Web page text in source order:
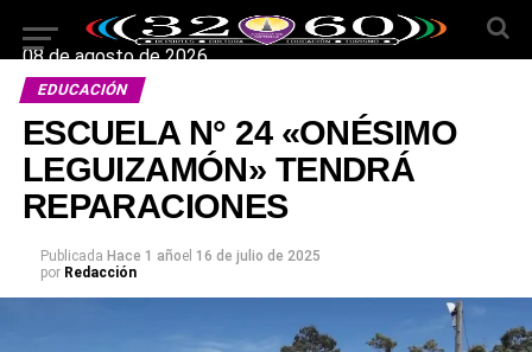
08 de agosto de 2026
EDUCACIÓN
ESCUELA N° 24 «ONÉSIMO
LEGUIZAMÓN» TENDRÁ
REPARACIONES
Publicada Hace 1 añoel 16 de julio de 2025
por Redacción